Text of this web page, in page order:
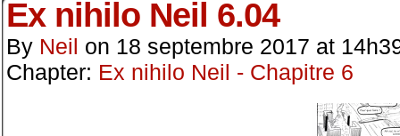
Ex nihilo Neil 6.04
By Neil on 18 septembre 2017 at
Chapter: Ex nihilo Neil - Chapitre 6